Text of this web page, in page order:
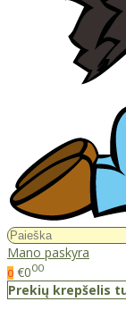
Mano paskyra
0 €000
Prekių krepšelis